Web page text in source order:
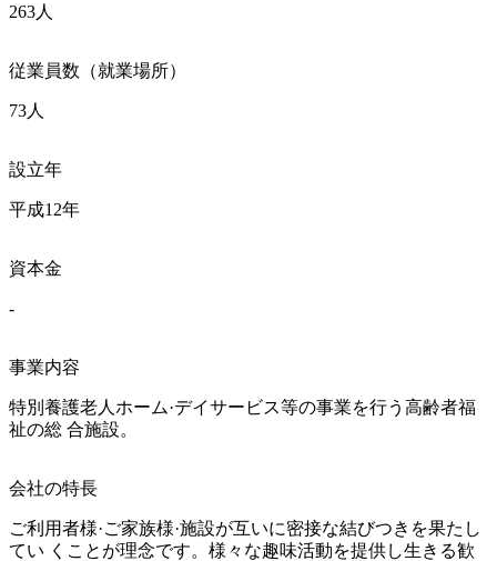
263人
従業員数（就業場所）
73人
設立年
平成12年
資本金
-
事業内容
特別養護老人ホーム·デイサービス等の事業を行う高齢者福
祉の総 合施設。
会社の特長
ご利用者様·ご家族様·施設が互いに密接な結びつきを果たし
てい くことが理念です。様々な趣味活動を提供し生きる歓